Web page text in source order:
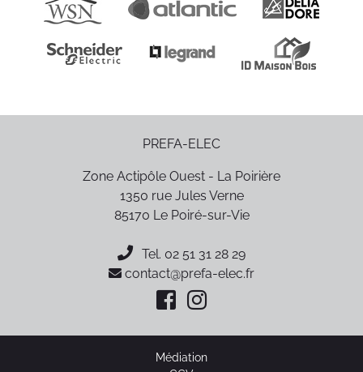
PREFA-ELEC
Zone Actipôle Ouest - La Poirière
1350 rue Jules Verne
85170 Le Poiré-sur-Vie
Tel. 02 51 31 28 29
contact@prefa-elec.fr
Médiation